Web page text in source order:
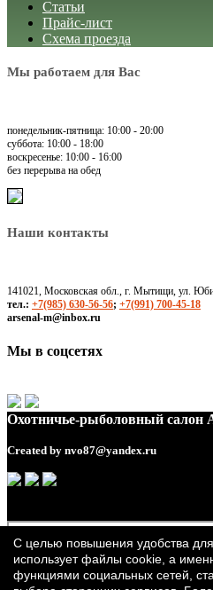
Статьи
Прайс-лист
Схема проезда
Мы работаем для Вас
понедельник-пятница: 10:00 - 20:00
суббота: 10:00 - 18:00
воскресенье: 10:00 - 16:00
без перерыва на обед
Наши контакты
141021, Московская обл., г. Мытищи, ул.
тел.: +7(985) 630-56-56; +7(991) 700-45-18
arsenal-m@inbox.ru
Мы в соцсетях
Охотничье-рыболовный салон
Created by nvo87@yandex.ru
С целью повышения удобства для
использует файлы cookie, а
функциями социальных сетей,